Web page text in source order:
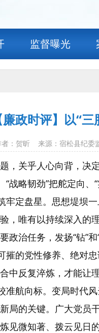
监督曝光
廉政时评】以“
：贺昕 来源：宿松县纪委
，关乎人心向背，
战略韧劲”把舵定向
牢定盘星。思想堤坝
唯有以持续深入的
政治任务，发扬“钻”
摧的党性修养、绝
中反复淬炼，才能让
准航向标。变局时代
局的关键。广大党员
见微知著、拨云见